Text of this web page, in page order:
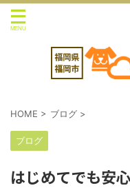
HOME > ブログ >
ブログ
はじめてでも安